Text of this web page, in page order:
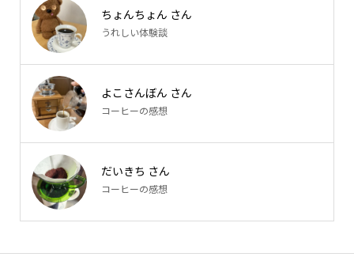
ちょんちょん さん
うれしい体験談
よこさんぼん さん
コーヒーの感想
だいきち さん
コーヒーの感想